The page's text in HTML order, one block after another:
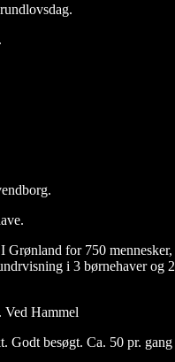
for 750 mennesker,
i 3 børnehaver og 2
Ved Hammel
Godt besøgt. Ca. 50 pr. gang